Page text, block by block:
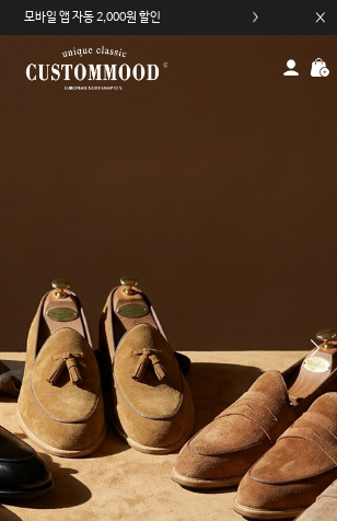
카카오채널 친구 추가 5,000원 쿠폰 할인
모바일 앱 자동 2,000원 할인